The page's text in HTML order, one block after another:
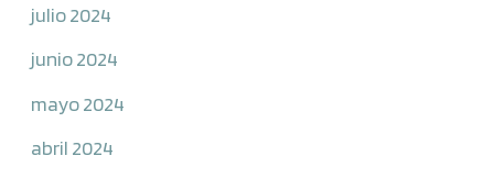
julio 2024
junio 2024
mayo 2024
abril 2024